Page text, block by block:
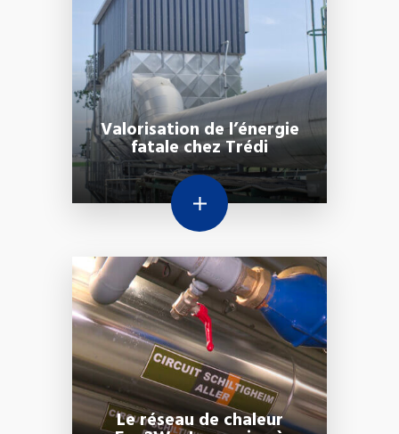
Valorisation de l’énergie
fatale chez Trédi
Le réseau de chaleur